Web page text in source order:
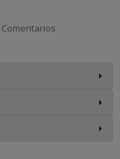
Comentarios